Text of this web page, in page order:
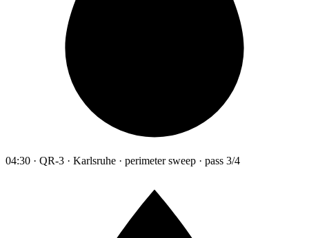
04:30 · QR-3 · Karlsruhe · perimeter sweep · pass 3/4